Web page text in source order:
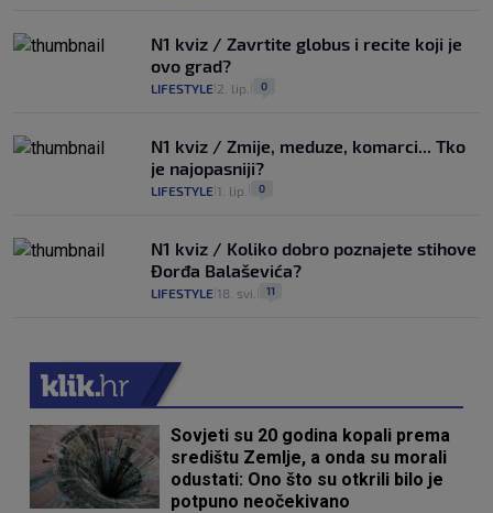
N1 kviz / Zavrtite globus i recite koji je
ovo grad?
LIFESTYLE 2. lip. 0
N1 kviz / Zmije, meduze, komarci... Tko
je najopasniji?
LIFESTYLE 1. lip. 0
N1 kviz / Koliko dobro poznajete stihove
Đorđa Balaševića?
LIFESTYLE 18. svi. 11
Sovjeti su 20 godina kopali prema
središtu Zemlje, a onda su morali
odustati: Ono što su otkrili bilo je
potpuno neočekivano